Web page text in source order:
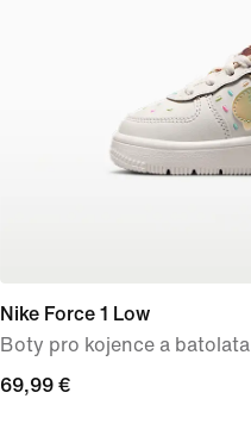
Nike Force 1 Low
Boty pro kojence a batolata
69,99 €
69,99 €